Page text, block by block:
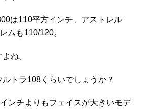
は110平方インチ、アストレル
ムも110/120。
ね。
トラ108くらいでしょうか？
ンチよりもフェイスが大きいモデ